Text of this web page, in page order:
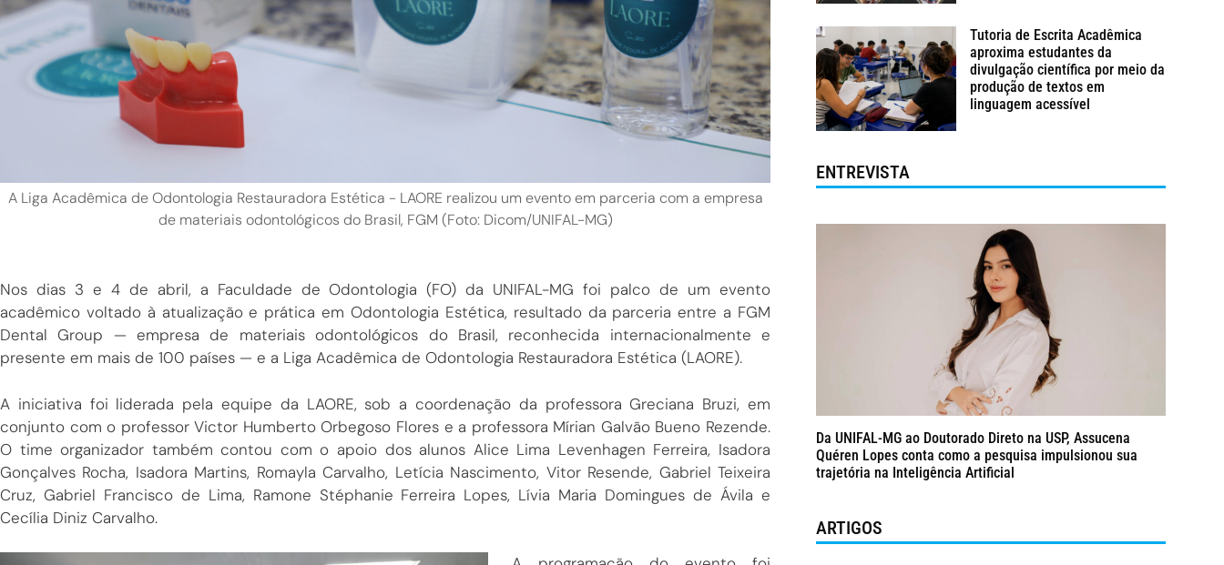
A Liga Acadêmica de Odontologia Restauradora Estética - LAORE realizou um evento em parceria com a empresa
de materiais odontológicos do Brasil, FGM (Foto: Dicom/UNIFAL-MG)
Nos dias 3 e 4 de abril, a Faculdade de Odontologia (FO) da UNIFAL-MG foi palco de um evento
acadêmico voltado à atualização e prática em Odontologia Estética, resultado da parceria entre a FGM
Dental Group — empresa de materiais odontológicos do Brasil, reconhecida internacionalmente e
presente em mais de 100 países — e a Liga Acadêmica de Odontologia Restauradora Estética (LAORE).
A iniciativa foi liderada pela equipe da LAORE, sob a coordenação da professora Greciana Bruzi, em
conjunto com o professor Victor Humberto Orbegoso Flores e a professora Mírian Galvão Bueno Rezende.
O time organizador também contou com o apoio dos alunos Alice Lima Levenhagen Ferreira, Isadora
Gonçalves Rocha, Isadora Martins, Romayla Carvalho, Letícia Nascimento, Vitor Resende, Gabriel Teixeira
Cruz, Gabriel Francisco de Lima, Ramone Stéphanie Ferreira Lopes, Lívia Maria Domingues de Ávila e
Cecília Diniz Carvalho.
Tutoria de Escrita Acadêmica
aproxima estudantes da
divulgação científica por meio da
produção de textos em
linguagem acessível
ENTREVISTA
Da UNIFAL-MG ao Doutorado Direto na USP, Assucena
Quéren Lopes conta como a pesquisa impulsionou sua
trajetória na Inteligência Artificial
ARTIGOS